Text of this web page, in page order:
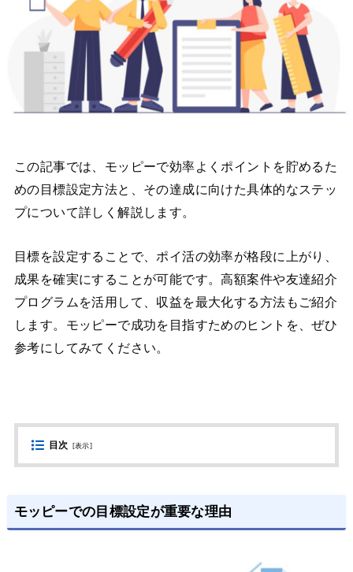
この記事では、モッピーで効率よくポイントを貯めるた
めの目標設定方法と、その達成に向けた具体的なステッ
プについて詳しく解説します。
目標を設定することで、ポイ活の効率が格段に上がり、
成果を確実にすることが可能です。高額案件や友達紹介
プログラムを活用して、収益を最大化する方法もご紹介
します。モッピーで成功を目指すためのヒントを、ぜひ
参考にしてみてください。
目次 [表示]
モッピーでの目標設定が重要な理由